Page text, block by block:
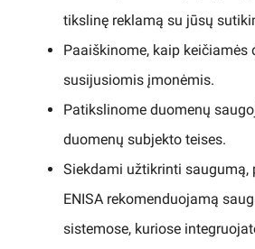
tikslinę reklamą su jūsų
Paaiškinome, kaip keičiamės
susijusiomis įmonėmis.
Patikslinome duomenų
duomenų subjekto teises.
Siekdami užtikrinti saugumą,
ENISA rekomenduojamą
sistemose, kuriose